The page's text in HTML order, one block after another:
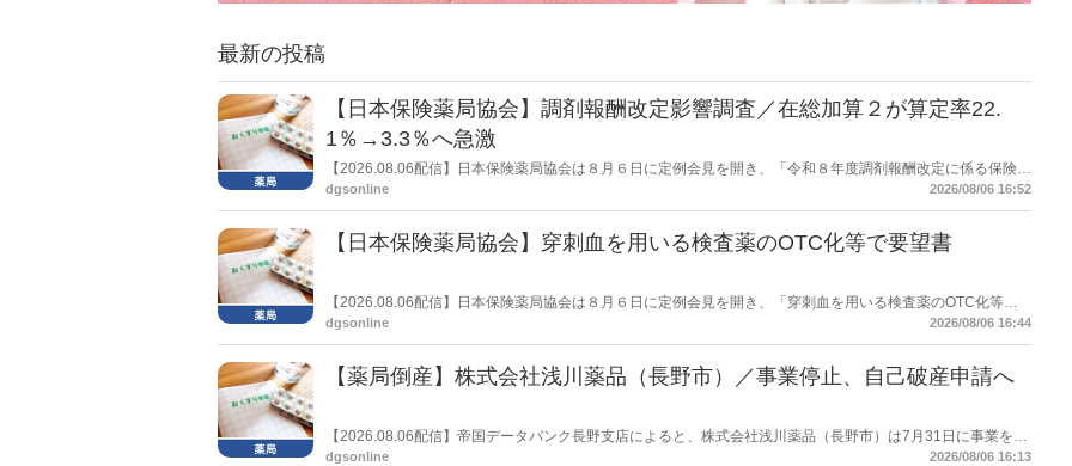
最新の投稿
【日本保険薬局協会】調剤報酬改定影響調査／在総加算２が算定率22.
1％→3.3％へ急激
【2026.08.06配信】日本保険薬局協会は８月６日に定例会見を開き、「令和８年度調剤報酬改定に係る保険薬
局への影響」の調査結果を公表した。在宅分野では、在宅薬学総合体制加算2の算定率が22.1％から3.3％へ大
dgsonline 2026/08/06 16:52
【日本保険薬局協会】穿刺血を用いる検査薬のOTC化等で要望書
【2026.08.06配信】日本保険薬局協会は８月６日に定例会見を開き、「穿刺血を用いる検査薬のOTC化等に
関する要望書」を厚生労働省 医薬局長宛に提出したことを説明した。
dgsonline 2026/08/06 16:44
【薬局倒産】株式会社浅川薬品（長野市）／事業停止、自己破産申請へ
【2026.08.06配信】帝国データバンク長野支店によると、株式会社浅川薬品（長野市）は7月31日に事業を停
止し、自己破産申請の準備に入った。
dgsonline 2026/08/06 16:13